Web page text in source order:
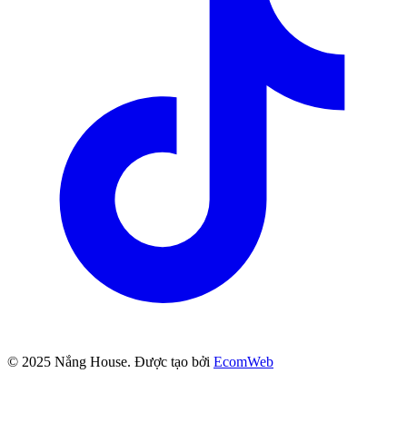
© 2025 Nắng House. Được tạo bởi EcomWeb